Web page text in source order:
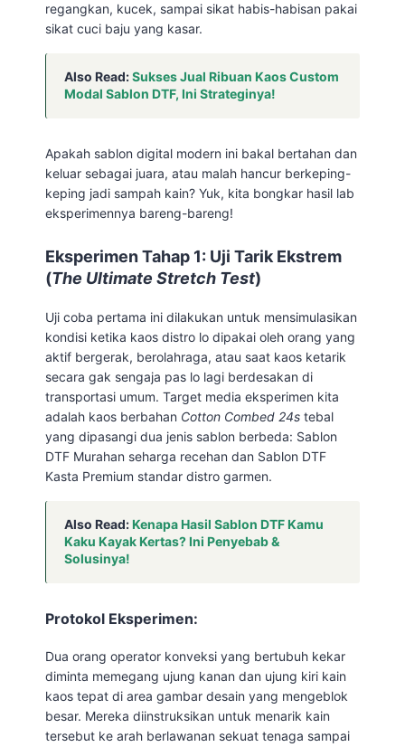
regangkan, kucek, sampai sikat habis-habisan pakai
sikat cuci baju yang kasar.
Also Read:Sukses Jual Ribuan Kaos Custom
Modal Sablon DTF, Ini Strateginya!
Apakah sablon digital modern ini bakal bertahan dan
keluar sebagai juara, atau malah hancur berkeping-
keping jadi sampah kain? Yuk, kita bongkar hasil lab
eksperimennya bareng-bareng!
Eksperimen Tahap 1: Uji Tarik Ekstrem
(The Ultimate Stretch Test)
Uji coba pertama ini dilakukan untuk mensimulasikan
kondisi ketika kaos distro lo dipakai oleh orang yang
aktif bergerak, berolahraga, atau saat kaos ketarik
secara gak sengaja pas lo lagi berdesakan di
transportasi umum. Target media eksperimen kita
adalah kaos berbahan Cotton Combed 24s tebal
yang dipasangi dua jenis sablon berbeda: Sablon
DTF Murahan seharga recehan dan Sablon DTF
Kasta Premium standar distro garmen.
Also Read:Kenapa Hasil Sablon DTF Kamu
Kaku Kayak Kertas? Ini Penyebab &
Solusinya!
Protokol Eksperimen:
Dua orang operator konveksi yang bertubuh kekar
diminta memegang ujung kanan dan ujung kiri kain
kaos tepat di area gambar desain yang mengeblok
besar. Mereka diinstruksikan untuk menarik kain
tersebut ke arah berlawanan sekuat tenaga sampai